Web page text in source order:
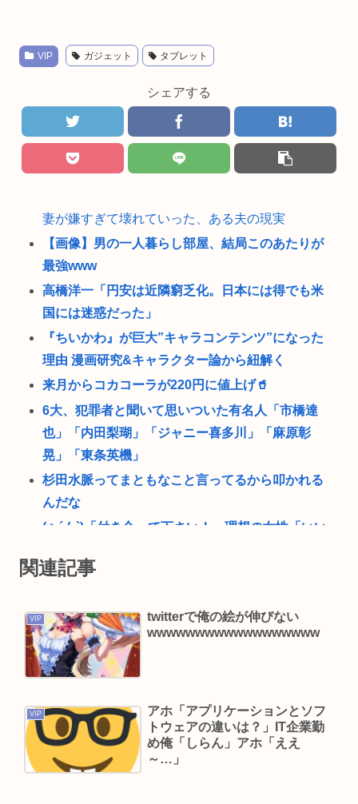
VIP ガジェット タブレット
シェアする
妻が嫌すぎて壊れていった、ある夫の現実
【画像】男の一人暮らし部屋、結局このあたりが
最強www
高橋洋一「円安は近隣窮乏化。日本には得でも米
国には迷惑だった」
『ちいかわ』が巨大”キャラコンテンツ”になった
理由 漫画研究&キャラクター論から紐解く
来月からコカコーラが220円に値上げ🥤
6大、犯罪者と聞いて思いついた有名人「市橋達
也」「内田梨瑚」「ジャニー喜多川」「麻原彰
晃」「東条英機」
杉田水脈ってまともなこと言ってるから叩かれる
んだな
(ヽ´ん`)「付き合って下さい！」理想の女性「いい
ち食べたらね」
「黒人のチンポに惹かれて結婚したんだろ」ケニ
ア人男性と結婚した日本人女性（31）に”誹謗中
傷”殺到
お相手は一般女性「二人の間に新しい命を授か
り」
及川光博ことミッチーさんって（特に若い頃）あ
関連記事
VIP
twitterで俺の絵が伸びない
wwwwwwwwwwwwwwwwww
VIP
アホ「アプリケーションとソフ
トウェアの違いは？」IT企業勤
め俺「しらん」アホ「ええ
～…」